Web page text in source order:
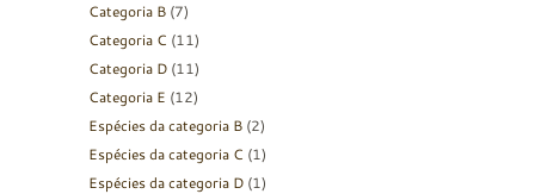
Categoria B (7)
Categoria C (11)
Categoria D (11)
Categoria E (12)
Espécies da categoria B (2)
Espécies da categoria C (1)
Espécies da categoria D (1)